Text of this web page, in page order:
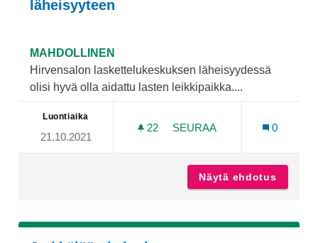
läheisyyteen
MAHDOLLINEN
Hirvensalon laskettelukeskuksen läheisyydessä
olisi hyvä olla aidattu lasten leikkipaikka....
Luontiaika
21.10.2021
22 22 SEURAAJAA
SEURAA
0
Näytä ehdotus